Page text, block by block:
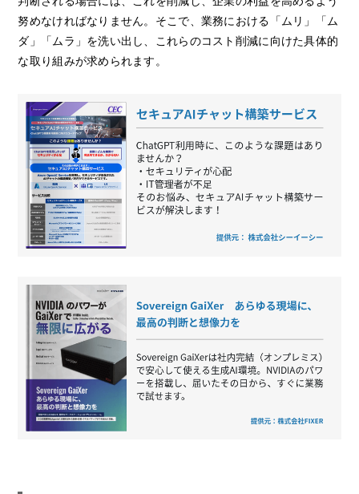
努めなければなりません。そこで、業務における「ムリ」「ム
ダ」「ムラ」を洗い出し、これらのコスト削減に向けた具体的
な取り組みが求められます。